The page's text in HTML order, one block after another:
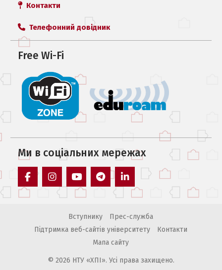
Контакти
Телефонний довідник
Free Wi-Fi
Ми в соцiальних мережах
facebook instagramyoutube telegram linkedin
Вступнику
Прес-служба
Підтримка веб-сайтів університету
Контакти
Мапа сайту
© 2026 НТУ «ХПІ». Усі права захищено.